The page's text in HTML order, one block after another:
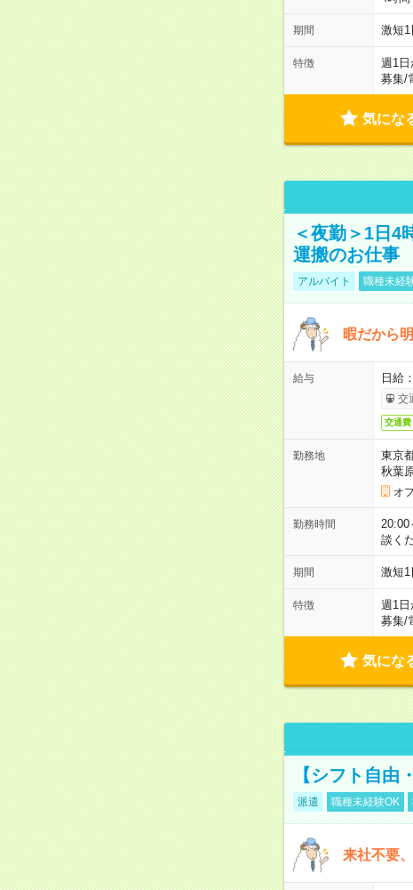
期間 激短
特徴 週1日
募集/
気にな
＜夜勤＞1日4
運搬のお仕事
アルバイト 職種未経
暇だから
給与 日給
交
交通費
勤務地
東京
秋葉
オ
勤務時間
談く
期間 激短
特徴 週1日
募集/
気にな
【シフト自由
派遣 職種未経験OK
来社不要